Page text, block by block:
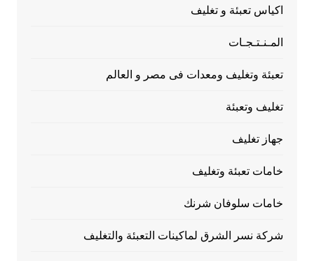
اكياس تعبئة و تغليف
المـنـتـجـات
تعبئة وتغليف ومعدات فى مصر و العالم
تغليف وتعبئة
جهاز تغليف
خامات تعبئة وتغليف
خامات سلوفان شرنك
شركة نسر الشرق لماكينات التعبئة والتغليف